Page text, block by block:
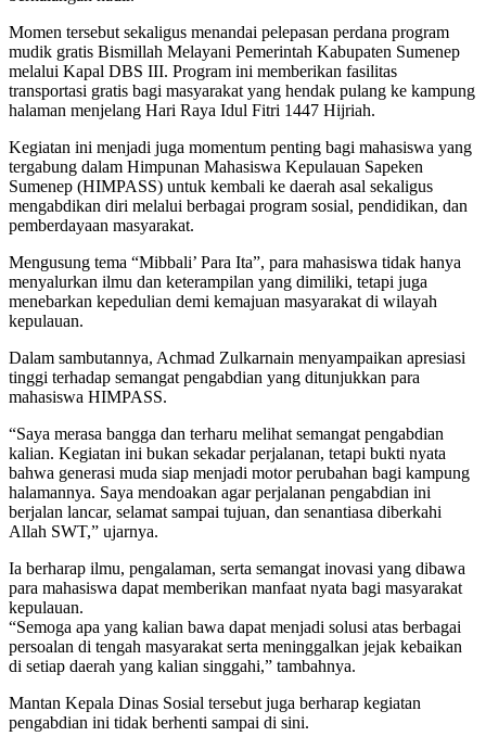
Momen tersebut sekaligus menandai pelepasan perdana program
mudik gratis Bismillah Melayani Pemerintah Kabupaten Sumenep
melalui Kapal DBS III. Program ini memberikan fasilitas
transportasi gratis bagi masyarakat yang hendak pulang ke kampung
halaman menjelang Hari Raya Idul Fitri 1447 Hijriah.
Kegiatan ini menjadi juga momentum penting bagi mahasiswa yang
tergabung dalam Himpunan Mahasiswa Kepulauan Sapeken
Sumenep (HIMPASS) untuk kembali ke daerah asal sekaligus
mengabdikan diri melalui berbagai program sosial, pendidikan, dan
pemberdayaan masyarakat.
Mengusung tema “Mibbali’ Para Ita”, para mahasiswa tidak hanya
menyalurkan ilmu dan keterampilan yang dimiliki, tetapi juga
menebarkan kepedulian demi kemajuan masyarakat di wilayah
kepulauan.
Dalam sambutannya, Achmad Zulkarnain menyampaikan apresiasi
tinggi terhadap semangat pengabdian yang ditunjukkan para
mahasiswa HIMPASS.
“Saya merasa bangga dan terharu melihat semangat pengabdian
kalian. Kegiatan ini bukan sekadar perjalanan, tetapi bukti nyata
bahwa generasi muda siap menjadi motor perubahan bagi kampung
halamannya. Saya mendoakan agar perjalanan pengabdian ini
berjalan lancar, selamat sampai tujuan, dan senantiasa diberkahi
Allah SWT,” ujarnya.
Ia berharap ilmu, pengalaman, serta semangat inovasi yang dibawa
para mahasiswa dapat memberikan manfaat nyata bagi masyarakat
kepulauan.
“Semoga apa yang kalian bawa dapat menjadi solusi atas berbagai
persoalan di tengah masyarakat serta meninggalkan jejak kebaikan
di setiap daerah yang kalian singgahi,” tambahnya.
Mantan Kepala Dinas Sosial tersebut juga berharap kegiatan
pengabdian ini tidak berhenti sampai di sini.